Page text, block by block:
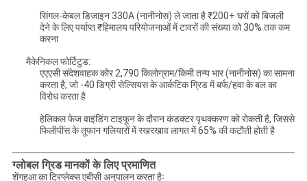
सिंगल-केबल डिजाइन 330A (नानीनोस) ले जाता है ₹200+ घरों को बिजली
देने के लिए पर्याप्त ₹हिमालय परियोजनाओं में टावरों की संख्या को 30% तक कम
करना
मैकेनिकल फोर्टिटुड:
एएएसी संदेशवाहक कोर 2,790 किलोग्राम/किमी तन्य भार (नानीनोस) का सामना
करता है, जो -40 डिग्री सेल्सियस के आर्कटिक ग्रिड में बर्फ/हवा के बल का
विरोध करता है
हेलिकल फेज वाइंडिंग टाइफून के दौरान कंडक्टर पृथक्करण को रोकती है, जिससे
फिलीपींस के तूफान गलियारों में रखरखाव लागत में 65% की कटौती होती है
ग्लोबल ग्रिड मानकों के लिए प्रमाणित
शेंगहुआ का ट्रिप्लेक्स एबीसी अनुपालन करता हैः